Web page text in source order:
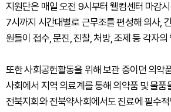
지원단은 매일 오전 9시부터 웰컴센터 마감
7시까지 시간대별로 근무조를 편성해 의사,
원들이 접수, 문진, 진찰, 처방, 조제 등 각자
또한 사회공헌활동을 위해 보관 중이던 의약
사회에서 지역 의료계를 통해 의약품 및 물품
전북지회와 전북약사회에서도 진료에 필수